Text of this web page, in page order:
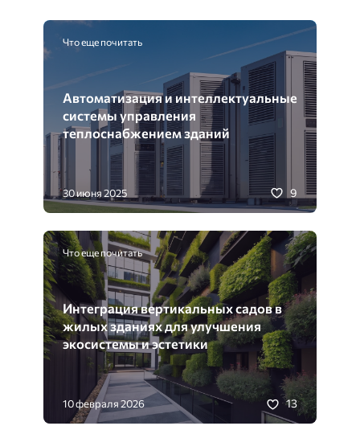
Что еще почитать
Автоматизация и интеллектуальные
системы управления
теплоснабжением зданий
30 июня 2025 9
Что еще почитать
Интеграция вертикальных садов в
жилых зданиях для улучшения
экосистемы и эстетики
10 февраля 2026 13